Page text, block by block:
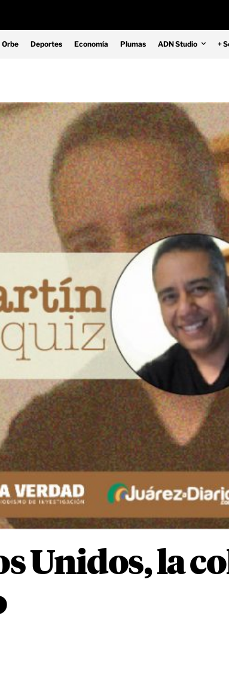
Orbe Deportes Economía Plumas ADN Studio +
Unidos, la